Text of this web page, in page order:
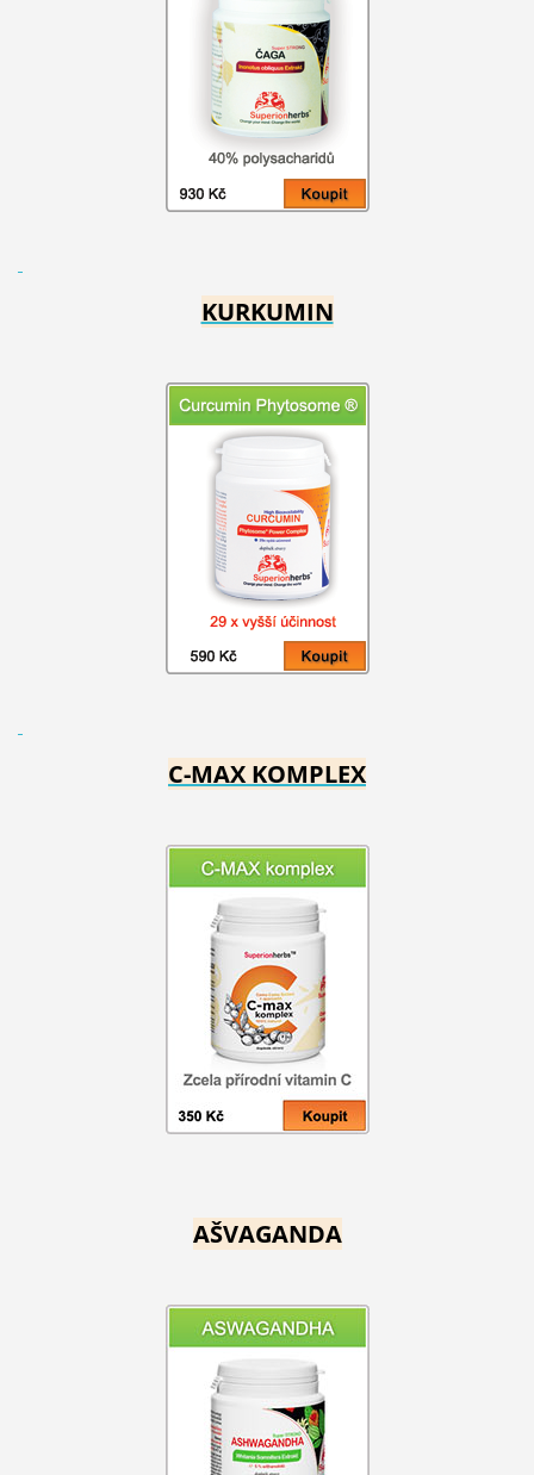
KURKUMIN
C-MAX KOMPLEX
AŠVAGANDA